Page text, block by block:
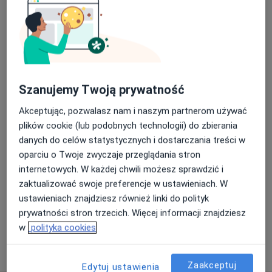
moim doświadczeniom jest mi znacznie prościej
zrozumieć z czym mierzy się pacjent.
Drenaż limfatyczny
40 zł Szczegóły
40 zł Szczegóły
Fizjoterapia dzieci (pierwsza wizyta)
150 zł Szczegóły
Kinesiotaping
40 zł Szczegóły
+ 3 usługi
W jaki sposób ustalane są ceny?
Szanujemy Twoją prywatność
Akceptując, pozwalasz nam i naszym partnerom używać
plików cookie (lub podobnych technologii) do zbierania
danych do celów statystycznych i dostarczania treści w
oparciu o Twoje zwyczaje przeglądania stron
internetowych. W każdej chwili możesz sprawdzić i
zaktualizować swoje preferencje w ustawieniach. W
ustawieniach znajdziesz również linki do polityk
prywatności stron trzecich. Więcej informacji znajdziesz
w polityka cookies
Edytuj ustawienia Zaakceptuj